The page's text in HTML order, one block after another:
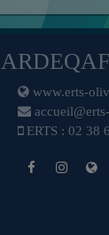
www.erts-
ERTS : 02 38
https://fr-